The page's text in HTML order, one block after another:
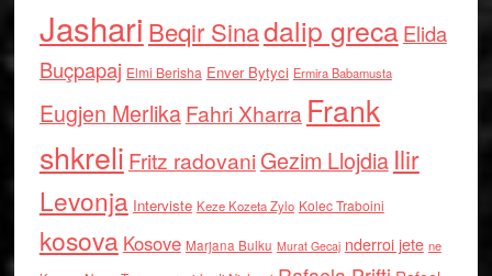
Jashari Beqir Sinadalip grecaElida
Buçpapaj Elmi Berisha Enver Bytyci Ermira Babamusta
Eugjen MerlikaFahri Xharra Frank
shkreli Fritz radovaniGezim Llojdia Ilir
Levonja Interviste Keze Kozeta Zylo Kolec Traboini
kosova Kosove Marjana Bulku Murat Gecaj nderroi jete ne